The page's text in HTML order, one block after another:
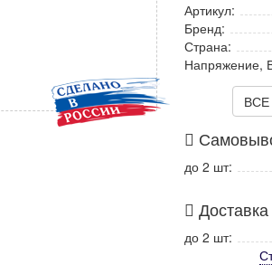
Артикул:
Бренд:
Страна:
Напряжение,
до 2 шт:
до 2 шт: